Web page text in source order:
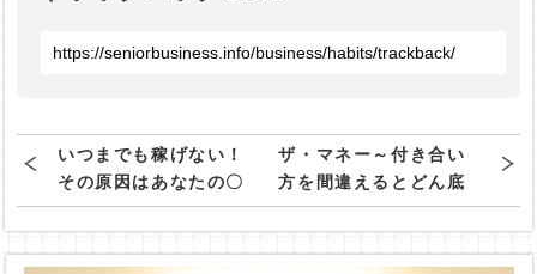
いつまでも稼げない！
その原因はあなたの〇
〇にある！
ザ・マネー～付き合い
方を間違えるとどん底
まで落ちる～